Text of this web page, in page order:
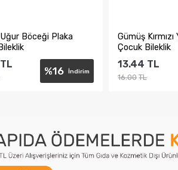
Böceği Plaka
%16 İndirim
TL
​Gümüş
Çocuk Bileklik
13.44 TL
16.00 TL